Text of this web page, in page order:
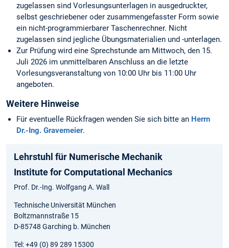
zugelassen sind Vorlesungsunterlagen in ausgedruckter,
selbst geschriebener oder zusammengefasster Form sowie
ein nicht-programmierbarer Taschenrechner. Nicht
zugelassen sind jegliche Übungsmaterialien und -unterlagen.
Zur Prüfung wird eine Sprechstunde am Mittwoch, den 15.
Juli 2026 im unmittelbaren Anschluss an die letzte
Vorlesungsveranstaltung von 10:00 Uhr bis 11:00 Uhr
angeboten.
Weitere Hinweise
Für eventuelle Rückfragen wenden Sie sich bitte an Herrn
Dr.-Ing. Gravemeier.
Lehrstuhl für Numerische Mechanik
Institute for Computational Mechanics
Prof. Dr.-Ing. Wolfgang A. Wall
Technische Universität München
Boltzmannstraße 15
D-85748 Garching b. München
Tel: +49 (0) 89 289 15300